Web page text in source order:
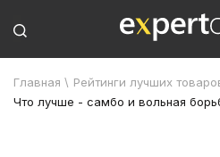
Главная \ Рейтинги лучших
Что лучше - самбо и вольная